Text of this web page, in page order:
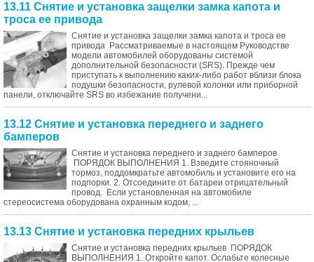
13.11 Снятие и установка защелки замка капота и
троса ее привода
Снятие и установка защелки замка капота и троса ее
привода Рассматриваемые в настоящем Руководстве
модели автомобилей оборудованы системой
дополнительной безопасности (SRS). Прежде чем
приступать к выполнению каких-либо работ вблизи блока
подушки безопасности, рулевой колонки или приборной
панели, отключайте SRS во избежание получени...
13.12 Снятие и установка переднего и заднего
бамперов
Снятие и установка переднего и заднего бамперов
ПОРЯДОК ВЫПОЛНЕНИЯ 1. Взведите стояночный
тормоз, поддомкратьте автомобиль и установите его на
подпорки. 2. Отсоедините от батареи отрицательный
провод. Если установленная на автомобиле
стереосистема оборудована охранным кодом, ...
13.13 Снятие и установка передних крыльев
Снятие и установка передних крыльев ПОРЯДОК
ВЫПОЛНЕНИЯ 1. Откройте капот. Ослабьте колесные